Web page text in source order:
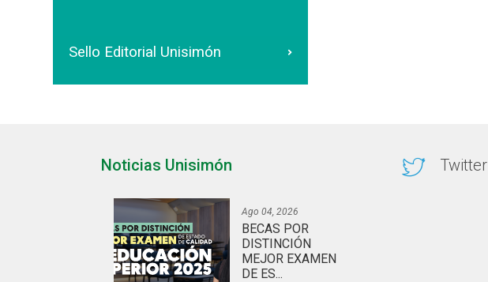
Sello Editorial Unisimón
Noticias Unisimón
Ago 04, 2026
BECAS POR
DISTINCIÓN
MEJOR EXAMEN
DE ES...
Twitter